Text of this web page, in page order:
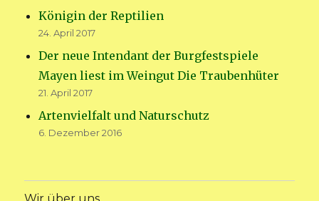
Königin der Reptilien
24. April 2017
Der neue Intendant der Burgfestspiele
Mayen liest im Weingut Die Traubenhüter
21. April 2017
Artenvielfalt und Naturschutz
6. Dezember 2016
Wir über uns